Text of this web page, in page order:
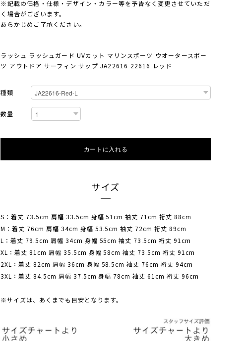
※記載の価格・仕様・デザイン・カラー等を予告なく変更させていただ
く場合がございます。
あらかじめご了承ください。
ラッシュ ラッシュガード UVカット マリンスポーツ ウオータースポー
ツ アウトドア サーフィン サップ JA22616 22616 レッド
種類
数量
カートに入れる
サイズ
S：着丈 73.5cm 肩幅 33.5cm 身幅 51cm 袖丈 71cm 裄丈 88cm
M：着丈 76cm 肩幅 34cm 身幅 53.5cm 袖丈 72cm 裄丈 89cm
L：着丈 79.5cm 肩幅 34cm 身幅 55cm 袖丈 73.5cm 裄丈 91cm
XL：着丈 81cm 肩幅 35.5cm 身幅 58cm 袖丈 73.5cm 裄丈 91cm
2XL：着丈 82cm 肩幅 36cm 身幅 58.5cm 袖丈 76cm 裄丈 94cm
3XL：着丈 84.5cm 肩幅 37.5cm 身幅 78cm 袖丈 61cm 裄丈 96cm
※サイズは、あくまでも目安となります。